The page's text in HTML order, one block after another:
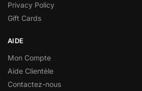
Privacy Policy
Gift Cards
AIDE
Mon Compte
Aide Clientèle
Contactez-nous